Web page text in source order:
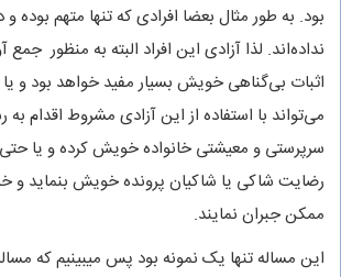
بود. به طور مثال بعضا افرادی که تنها متهم بوده
نداده‌اند. لذا آزادی این افراد البته به منظور
اثبات بی‌گناهی خویش بسیار مفید خواهد بود و
می‌تواند با استفاده از این آزادی مشروط اقدام به
سرپرستی و معیشتی خانواده خویش کرده و یا
رضایت شاکی یا شاکیان پرونده خویش بنماید و
ممکن جبران نمایند.
این مساله تنها یک نمونه بود پس میبینیم که